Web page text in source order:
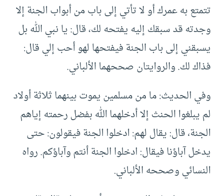
تتمتع به عمرك أو لا تأتي إلى باب من أبواب الجنة إلا
وجدته قد سبقك إليه يفتحه لك، قال: يا نبي الله بل
يسبقني إلى باب الجنة فيفتحها لهو أحب إلي قال:
فذاك لك. والروايتان صححهما الألباني.
وفي الحديث: ما من مسلمين يموت بينهما ثلاثة أولاد
لم يبلغوا الحنث إلا أدخلهما الله بفضل رحمته إياهم
الجنة، قال: يقال لهم: ادخلوا الجنة فيقولون: حتى
يدخل آباؤنا فيقال: ادخلوا الجنة أنتم وآباؤكم. رواه
النسائي وصححه الألباني.